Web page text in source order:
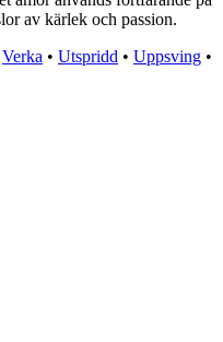
av kärlek och passion.
Verka • Utspridd • Uppsving •